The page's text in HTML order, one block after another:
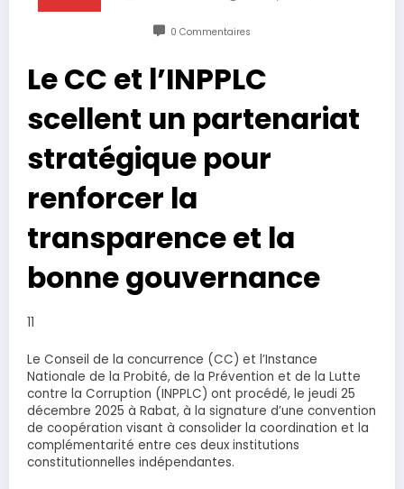
0 Commentaires
Le CC et l’INPPLC
scellent un partenariat
stratégique pour
renforcer la
transparence et la
bonne gouvernance
11
Le Conseil de la concurrence (CC) et l’Instance
Nationale de la Probité, de la Prévention et de la Lutte
contre la Corruption (INPPLC) ont procédé, le jeudi 25
décembre 2025 à Rabat, à la signature d’une convention
de coopération visant à consolider la coordination et la
complémentarité entre ces deux institutions
constitutionnelles indépendantes.